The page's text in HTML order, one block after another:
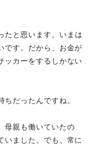
たと思います。いまは
です。だから、お金が
ッカーをするしかない
ちだったんですね。
母親も働いていたの
いました。でも、常に